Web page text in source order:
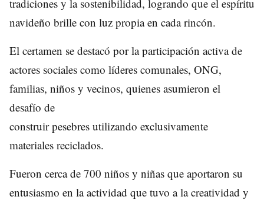
tradiciones y la sostenibilidad, logrando que el espíritu
navideño brille con luz propia en cada rincón.
El certamen se destacó por la participación activa de
actores sociales como líderes comunales, ONG,
familias, niños y vecinos, quienes asumieron el
desafío de
construir pesebres utilizando exclusivamente
materiales reciclados.
Fueron cerca de 700 niños y niñas que aportaron su
entusiasmo en la actividad que tuvo a la creatividad y